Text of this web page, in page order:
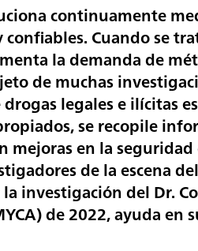
continuamente
Cuando se
la demanda de
de muchas
legales e ilícitas
se recopile
mejoras en la
de la escena
investigación del Dr.
de 2022, ayuda en